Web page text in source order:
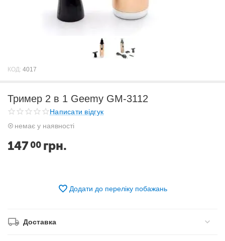
КОД: 4017
Тример 2 в 1 Geemy GM-3112
Написати відгук
немає у наявності
147 00 грн.
Додати до переліку побажань
Доставка